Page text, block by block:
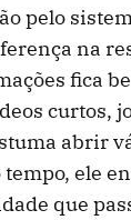
pelo
na
fica
curtos,
abrir
ele
que